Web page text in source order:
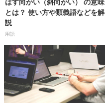
はす向かい（斜向かい） の意味
とは？ 使い方や類義語などを解
説
用語